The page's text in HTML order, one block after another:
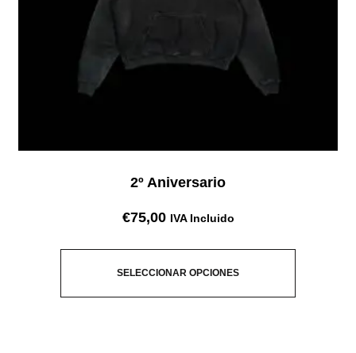
2º Aniversario
€75,00 IVA Incluido
SELECCIONAR OPCIONES